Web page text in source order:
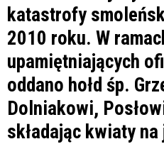
katastrofy
2010 roku. W
upamiętniających
oddano hołd śp.
Dolniakowi,
składając kwiaty